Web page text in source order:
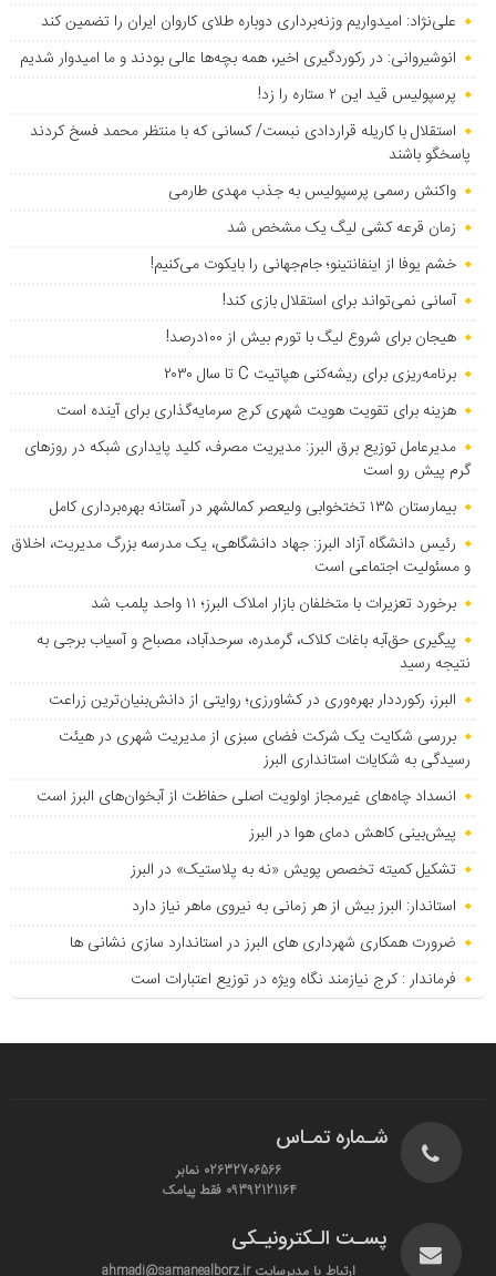
علی‌نژاد: امیدواریم وزنه‌برداری دوباره طلای کاروان ایران را تضمین کند
انوشیروانی: در رکوردگیری اخیر، همه بچه‌ها عالی بودند و ما امیدوار شدیم
پرسپولیس قید این ۲ ستاره را زد!
استقلال با کاریله قراردادی نبست/ کسانی که با منتظر محمد فسخ کردند
پاسخگو باشند
واکنش رسمی پرسپولیس به جذب مهدی طارمی
زمان قرعه کشی لیگ یک مشخص شد
خشم یوفا از اینفانتینو؛ جام‌جهانی را بایکوت می‌کنیم!
آسانی نمی‌تواند برای استقلال بازی کند!
هیجان برای شروع لیگ با تورم بیش از ۱۰۰درصد!
برنامه‌ریزی برای ریشه‌کنی هپاتیت C تا سال ۲۰۳۰
هزینه برای تقویت هویت شهری کرج سرمایه‌گذاری برای آینده است
مدیرعامل توزیع برق البرز: مدیریت مصرف، کلید پایداری شبکه در روزهای
گرم پیش رو است
بیمارستان ۱۳۵ تختخوابی ولیعصر کمالشهر در آستانه بهره‌برداری کامل
رئیس دانشگاه آزاد البرز: جهاد دانشگاهی، یک مدرسه بزرگ مدیریت، اخلاق
و مسئولیت اجتماعی است
برخورد تعزیرات با متخلفان بازار املاک البرز؛ ۱۱ واحد پلمب شد
پیگیری حق‌آبه باغات کلاک، گرمدره، سرحدآباد، مصباح و آسیاب برجی به
نتیجه رسید
البرز، رکورددار بهره‌وری در کشاورزی؛ روایتی از دانش‌بنیان‌ترین زراعت
بررسی شکایت یک شرکت فضای سبزی از مدیریت شهری در هیئت
رسیدگی به شکایات استانداری البرز
انسداد چاه‌های غیرمجاز اولویت اصلی حفاظت از آبخوان‌های البرز است
پیش‌بینی کاهش دمای هوا در البرز
تشکیل کمیته تخصص پویش «نه به پلاستیک» در البرز
استاندار: البرز بیش از هر زمانی به نیروی ماهر نیاز دارد
ضرورت همکاری شهرداری های البرز در استاندارد سازی نشانی ها
فرماندار : کرج نیازمند نگاه ویژه در توزیع اعتبارات است
شـماره تمـاس
02632706566 نمابر
09392121164 فقط پیامک
پسـت الـکترونیـکی
ارتباط با مدیرسایت ahmadi@samanealborz.ir